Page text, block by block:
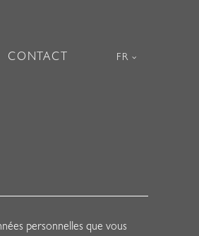
CONTACT FR
personnelles que vous